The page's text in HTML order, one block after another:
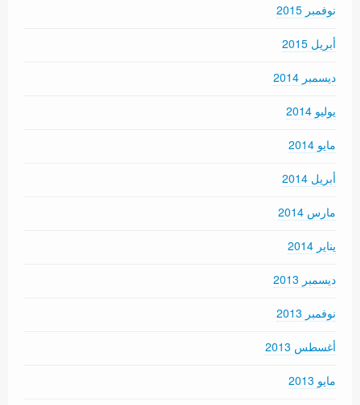
نوفمبر 2015
أبريل 2015
ديسمبر 2014
يوليو 2014
مايو 2014
أبريل 2014
مارس 2014
يناير 2014
ديسمبر 2013
نوفمبر 2013
أغسطس 2013
مايو 2013